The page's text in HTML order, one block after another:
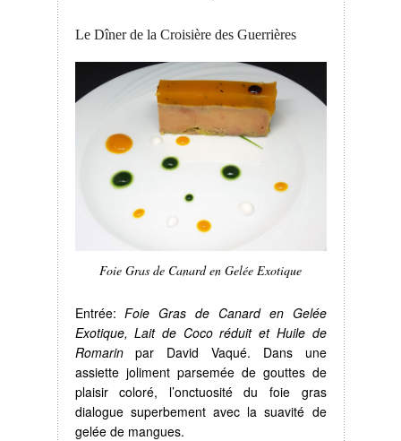
Le Dîner de la Croisière des Guerrières
Foie Gras de Canard en Gelée Exotique
Entrée:Foie Gras de Canard en Gelée
Exotique, Lait de Coco réduit et Huile de
Romarinpar David Vaqué. Dans une
assiette joliment parsemée de gouttes de
plaisir coloré, l’onctuosité du foie gras
dialogue superbement avec la suavité de
gelée de mangues.